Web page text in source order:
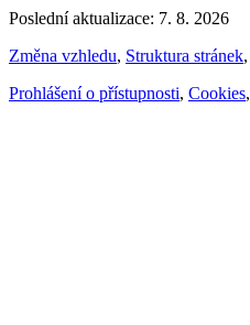
Poslední aktualizace: 7. 8. 2026
Změna vzhledu, Struktura stránek,
Prohlášení o přístupnosti, Cookies,